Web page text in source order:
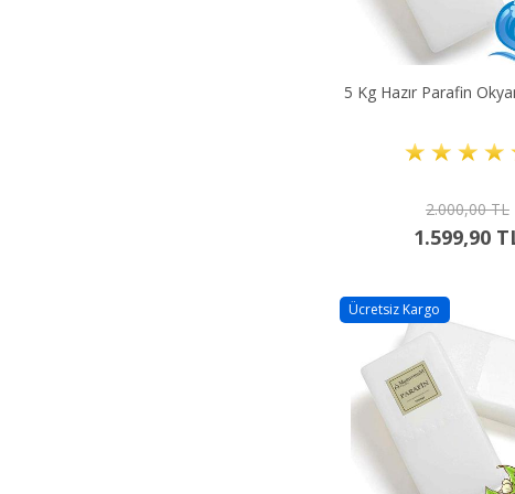
5 Kg Hazır Parafin
2.000,00 TL
1.599,90
Ücretsiz Kargo